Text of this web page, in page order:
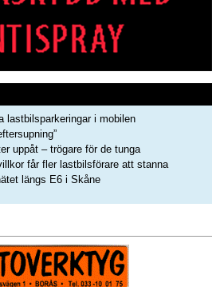
lastbilsparkeringar i mobilen
uppåt – trögare för de tunga
får fler lastbilsförare att stanna
längs E6 i Skåne